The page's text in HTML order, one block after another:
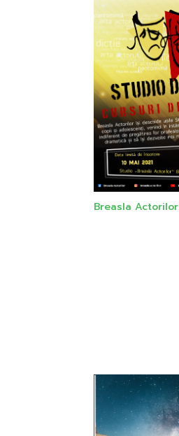
Breasla Actorilor